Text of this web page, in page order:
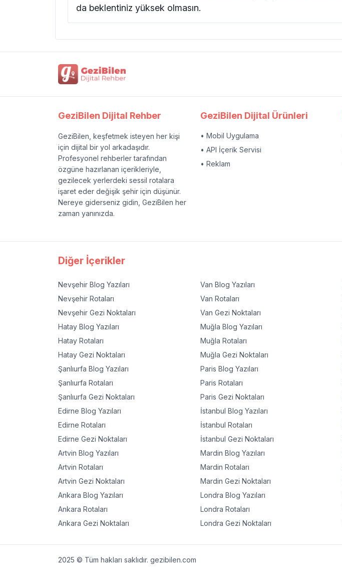
da beklentiniz yüksek olmasın.
GeziBilen Dijital Rehber
GeziBilen, keşfetmek isteyen her kişi
için dijital bir yol arkadaşıdır.
Profesyonel rehberler tarafından
özgüne hazırlanan içerikleriyle,
gezilecek yerlerdeki sessil rotalara
işaret eder değişik şehir için düşünür.
Nereye giderseniz gidin, GeziBilen her
zaman yanınızda.
GeziBilen Dijital Ürünleri
• Mobil Uygulama
• API İçerik Servisi
• Reklam
Diğer İçerikler
Nevşehir Blog Yazıları
Nevşehir Rotaları
Nevşehir Gezi Noktaları
Hatay Blog Yazıları
Hatay Rotaları
Hatay Gezi Noktaları
Şanlıurfa Blog Yazıları
Şanlıurfa Rotaları
Şanlıurfa Gezi Noktaları
Edirne Blog Yazıları
Edirne Rotaları
Edirne Gezi Noktaları
Artvin Blog Yazıları
Artvin Rotaları
Artvin Gezi Noktaları
Ankara Blog Yazıları
Ankara Rotaları
Ankara Gezi Noktaları
Van Blog Yazıları
Van Rotaları
Van Gezi Noktaları
Muğla Blog Yazıları
Muğla Rotaları
Muğla Gezi Noktaları
Paris Blog Yazıları
Paris Rotaları
Paris Gezi Noktaları
İstanbul Blog Yazıları
İstanbul Rotaları
İstanbul Gezi Noktaları
Mardin Blog Yazıları
Mardin Rotaları
Mardin Gezi Noktaları
Londra Blog Yazıları
Londra Rotaları
Londra Gezi Noktaları
2025 © Tüm hakları saklıdır. gezibilen.com